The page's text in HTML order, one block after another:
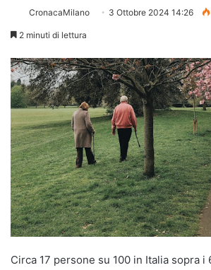
CronacaMilano 3 Ottobre 2024 14:26
2 minuti di lettura
Circa 17 persone su 100 in Italia sopra i